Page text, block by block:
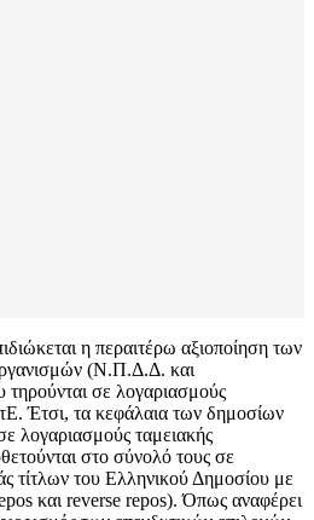
η περαιτέρω αξιοποίηση των
(Ν.Π.Δ.Δ. και
σε λογαριασμούς
Έτσι, τα κεφάλαια των δημοσίων
λογαριασμούς ταμειακής
στο σύνολό τους σε
τίτλων του Ελληνικού Δημοσίου με
και reverse repos). Όπως αναφέρει